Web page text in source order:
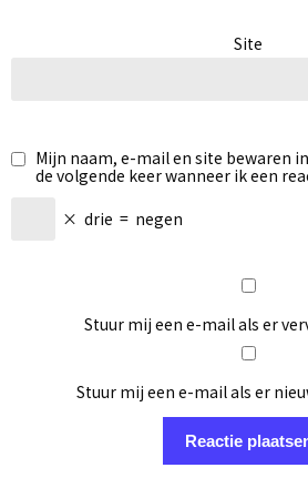
Site
Mijn naam, e-mail en site bewaren
de volgende keer wanneer ik een
× drie = negen
Stuur mij een e-mail als er
Stuur mij een e-mail als er